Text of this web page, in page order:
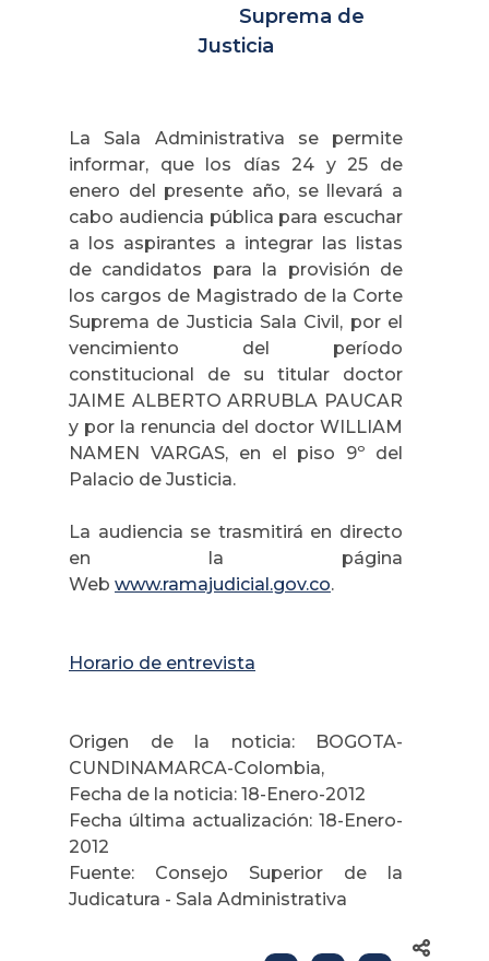
Suprema de
Justicia
La Sala Administrativa se permite
informar, que los días 24 y 25 de
enero del presente año, se llevará a
cabo audiencia pública para escuchar
a los aspirantes a integrar las listas
de candidatos para la provisión de
los cargos de Magistrado de la Corte
Suprema de Justicia Sala Civil, por el
vencimiento del período
constitucional de su titular doctor
JAIME ALBERTO ARRUBLA PAUCAR
y por la renuncia del doctor WILLIAM
NAMEN VARGAS, en el piso 9º del
Palacio de Justicia.
La audiencia se trasmitirá en directo
en la página
Web www.ramajudicial.gov.co.
Horario de entrevista
Origen de la noticia: BOGOTA-
CUNDINAMARCA-Colombia,
Fecha de la noticia: 18-Enero-2012
Fecha última actualización: 18-Enero-
2012
Fuente: Consejo Superior de la
Judicatura - Sala Administrativa